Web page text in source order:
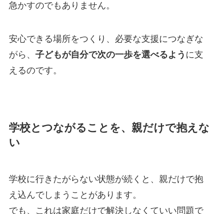
急かすのでもありません。
安心できる場所をつくり、必要な支援につなぎな
がら、 子どもが自分で次の一歩を選べるよう に支
えるのです。
学校とつながることを、親だけで抱えな
い
学校に行きたがらない状態が続くと、親だけで抱
え込んでしまうことがあります。
でも、これは家庭だけで解決しなくていい問題で